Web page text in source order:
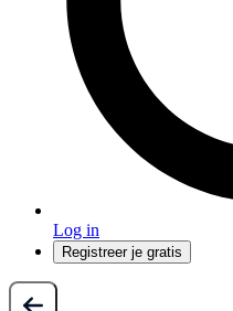
Log in
Registreer je gratis